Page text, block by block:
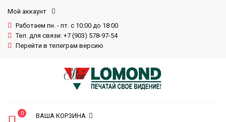
Мой аккаунт
Работаем пн. - пт. с 10:00 до 18:00
Тел. для связи: +7 (903) 578-97-54
Перейти в телеграм версию
0
ВАША КОРЗИНА